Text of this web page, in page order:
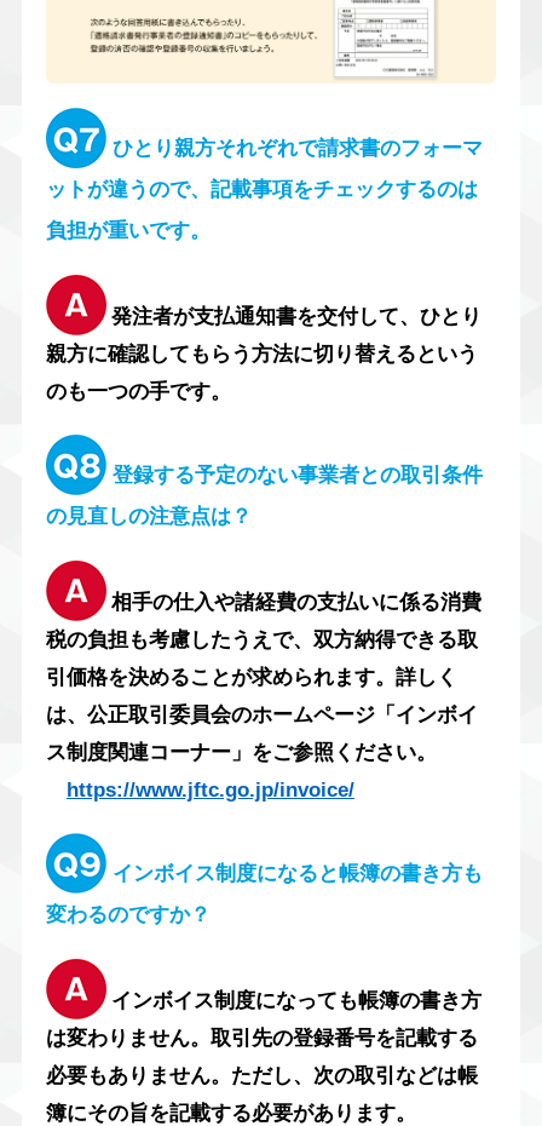
ひとり親方それぞれで請求書のフォーマ
ットが違うので、記載事項をチェックするのは
負担が重いです。
発注者が支払通知書を交付して、ひとり
親方に確認してもらう方法に切り替えるという
のも一つの手です。
登録する予定のない事業者との取引条件
の見直しの注意点は？
相手の仕入や諸経費の支払いに係る消費
税の負担も考慮したうえで、双方納得できる取
引価格を決めることが求められます。詳しく
は、公正取引委員会のホームページ「インボイ
ス制度関連コーナー」をご参照ください。
https://www.jftc.go.jp/invoice/
インボイス制度になると帳簿の書き方も
変わるのですか？
インボイス制度になっても帳簿の書き方
は変わりません。取引先の登録番号を記載する
必要もありません。ただし、次の取引などは帳
簿にその旨を記載する必要があります。